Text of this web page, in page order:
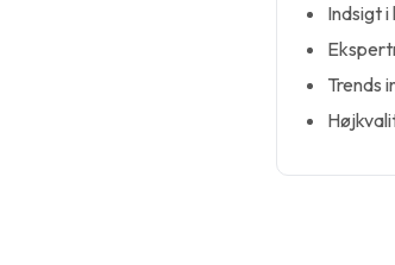
Indsigt
Trends